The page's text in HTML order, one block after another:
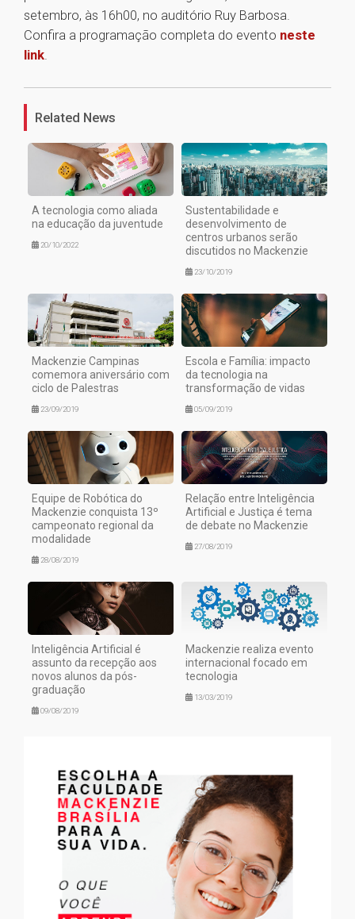
setembro, às 16h00, no auditório Ruy Barbosa.
Confira a programação completa do evento neste
link.
Related News
A tecnologia como aliada
na educação da juventude
20/10/2022
Sustentabilidade e
desenvolvimento de
centros urbanos serão
discutidos no Mackenzie
23/10/2019
Mackenzie Campinas
comemora aniversário com
ciclo de Palestras
23/09/2019
Escola e Família: impacto
da tecnologia na
transformação de vidas
05/09/2019
Equipe de Robótica do
Mackenzie conquista 13º
campeonato regional da
modalidade
28/08/2019
Relação entre Inteligência
Artificial e Justiça é tema
de debate no Mackenzie
27/08/2019
Inteligência Artificial é
assunto da recepção aos
novos alunos da pós-
graduação
09/08/2019
Mackenzie realiza evento
internacional focado em
tecnologia
13/03/2019